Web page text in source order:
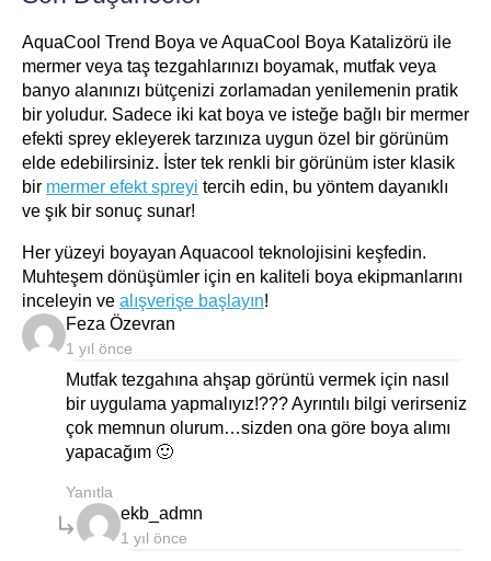
AquaCool Trend Boya ve AquaCool Boya Katalizörü ile
mermer veya taş tezgahlarınızı boyamak, mutfak veya
banyo alanınızı bütçenizi zorlamadan yenilemenin pratik
bir yoludur. Sadece iki kat boya ve isteğe bağlı bir mermer
efekti sprey ekleyerek tarzınıza uygun özel bir görünüm
elde edebilirsiniz. İster tek renkli bir görünüm ister klasik
bir mermer efekt spreyi tercih edin, bu yöntem dayanıklı
ve şık bir sonuç sunar!
Her yüzeyi boyayan Aquacool teknolojisini keşfedin.
Muhteşem dönüşümler için en kaliteli boya ekipmanlarını
inceleyin ve alışverişe başlayın!
Feza Özevran
1 yıl önce
Mutfak tezgahına ahşap görüntü vermek için nasıl
bir uygulama yapmalıyız!??? Ayrıntılı bilgi verirseniz
çok memnun olurum…sizden ona göre boya alımı
yapacağım 🙂
Yanıtla
ekb_admn
1 yıl önce